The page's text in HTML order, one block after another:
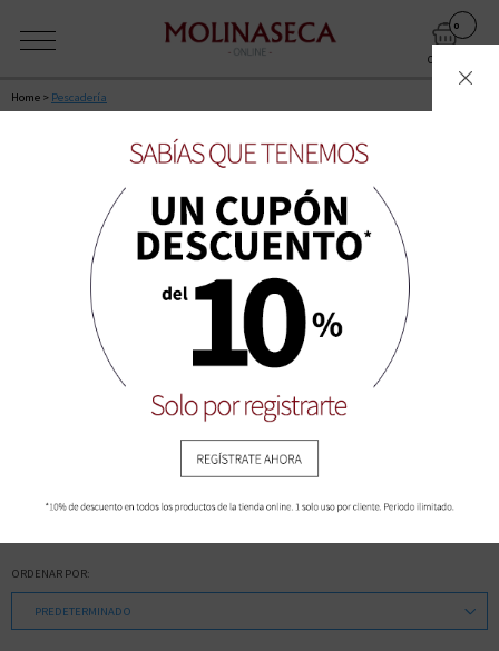
CARRITO
0
Home > Pescaderí­a
La próxima franja disponible para entrega a domicilio es: Jueves
EL PESCADO MÁS FRESCO
REFINAR BÚSQUEDA
ORDENAR POR: